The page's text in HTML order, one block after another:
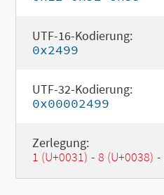
UTF-16-Kodierung:
0x2499
UTF-32-Kodierung:
0x00002499
Zerlegung:
1 (U+0031) - 8 (U+0038) -